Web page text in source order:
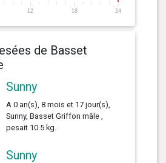
12 18 24
de Basset
Sunny
A 0 an(s), 8 mois et 17 jour(s),
Sunny, Basset Griffon mâle ,
pesait 10.5 kg.
Sunny